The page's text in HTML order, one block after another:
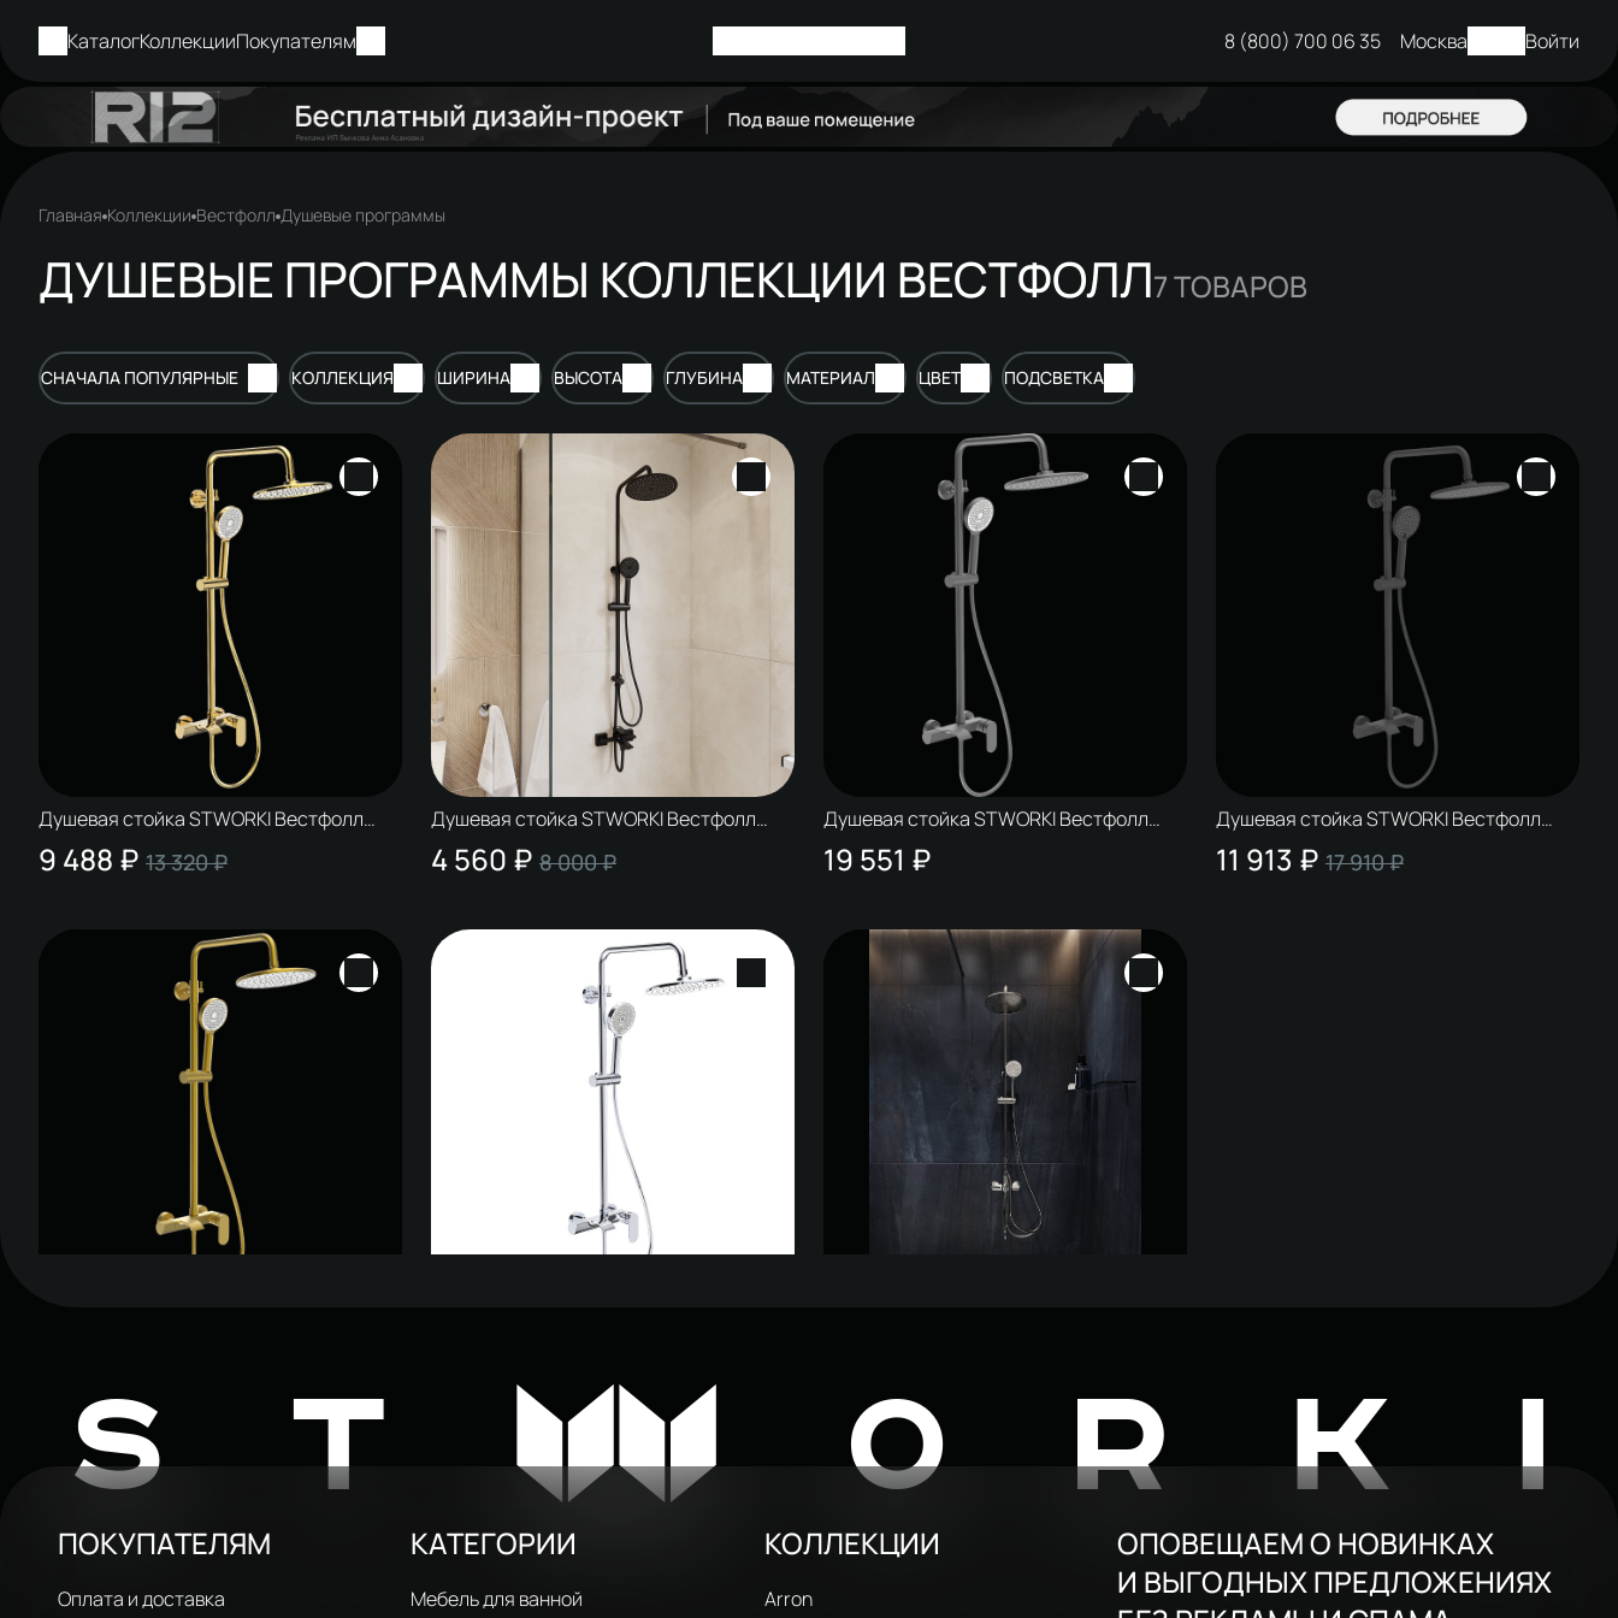
КаталогКоллекцииПокупателям 8 (800) 700 06 35 Москва Войти
Главная Коллекции Вестфолл Душевые программы
ДУШЕВЫЕ ПРОГРАММЫ КОЛЛЕКЦИИ ВЕСТФОЛЛ7ТОВАРОВ
СНАЧАЛА ПОПУЛЯРНЫЕ КОЛЛЕКЦИЯ ШИРИНА ВЫСОТА ГЛУБИНА МАТЕРИАЛ ЦВЕТ ПОДСВЕТКА
Душевая стойка STWORKI Вестфолл
W1H306-G глянцевое золото
9 488 ₽ 13 320 ₽
Душевая стойка STWORKI Вестфолл
WH626-MB черная матовая
4 560 ₽ 8 000 ₽
Душевая стойка STWORKI Вестфолл
W1H306-Grey воронёная сталь
19 551 ₽
Душевая стойка STWORKI Вестфолл
W1H306-MB черная матовая
11 913 ₽ 17 910 ₽
STW
ПОКУПАТЕЛЯМ
Оплата и доставка
КАТЕГОРИИ
Мебель для ванной
КОЛЛЕКЦИИ
Arron
ОПОВЕЩАЕМ О НОВИНКАХ
И ВЫГОДНЫХ ПРЕДЛОЖЕНИЯХ